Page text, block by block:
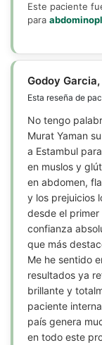
Este paciente
para
Godoy Garcia,
Esta reseña de
No tengo
Murat Yaman
a Estambul
en muslos y
en abdomen,
y los prejuicios
desde el primer
confianza
que más
Me he sentido
resultados ya
brillante y
paciente
país genera
en todo este